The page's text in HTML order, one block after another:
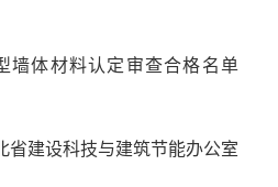
墙体材料认定审查合格名单
省建设科技与建筑节能办公室